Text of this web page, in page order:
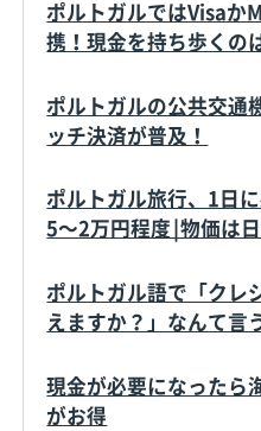
ポルトガルではVisaか
携！現金を持ち歩くの
ポルトガルの公共交通
ッチ決済が普及！
ポルトガル旅行、1日
5〜2万円程度￨物価は
ポルトガル語で「クレ
えますか？」なんて言
現金が必要になったら
がお得